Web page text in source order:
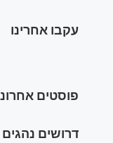
עקבו אחרינו
פוסטים